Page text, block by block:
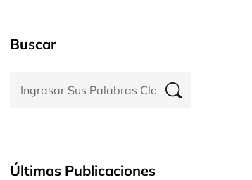
Buscar
Últimas Publicaciones